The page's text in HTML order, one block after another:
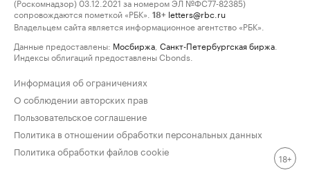
(Роскомнадзор) 03.12.2021 за номером ЭЛ №ФС77-82385)
сопровождаются пометкой «РБК».
18+ letters@rbc.ru
Владельцем сайта является информационное агентство «РБК».
Данные предоставлены: Мосбиржа Санкт-Петербургская биржа
Индексы облигаций предоставлены Cbonds.
Информация об ограничениях
О соблюдении авторских прав
Пользовательское соглашение
Политика в отношении обработки персональных данных
Политика обработки файлов cookie
18+